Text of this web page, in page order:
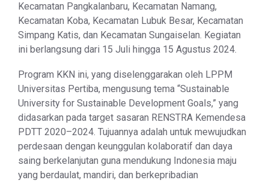
Kecamatan Pangkalanbaru, Kecamatan Namang,
Kecamatan Koba, Kecamatan Lubuk Besar, Kecamatan
Simpang Katis, dan Kecamatan Sungaiselan. Kegiatan
ini berlangsung dari 15 Juli hingga 15 Agustus 2024.
Program KKN ini, yang diselenggarakan oleh LPPM
Universitas Pertiba, mengusung tema “Sustainable
University for Sustainable Development Goals,” yang
didasarkan pada target sasaran RENSTRA Kemendesa
PDTT 2020–2024. Tujuannya adalah untuk mewujudkan
perdesaan dengan keunggulan kolaboratif dan daya
saing berkelanjutan guna mendukung Indonesia maju
yang berdaulat, mandiri, dan berkepribadian